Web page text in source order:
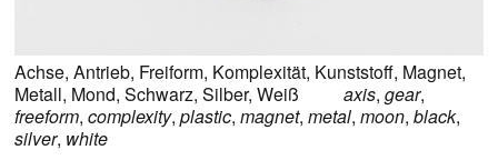
Achse, Antrieb, Freiform, Komplexität, Kunststoff, Magnet,
Metall, Mond, Schwarz, Silber, Weiß axis, gear,
freeform, complexity, plastic, magnet, metal, moon, black,
silver, white